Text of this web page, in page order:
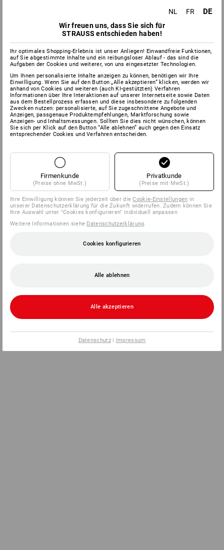
NL FR DE
Wir freuen uns, dass Sie sich für
STRAUSS entschieden haben!
Ihr optimales Shopping-Erlebnis ist unser Anliegen! Einwandfreie Funktionen,
auf Sie abgestimmte Inhalte und ein reibungsloser Ablauf - das sind die
Aufgaben der Cookies und weiterer, von uns eingesetzter Technologien.
Um Ihnen personalisierte Inhalte anzeigen zu können, benötigen wir Ihre
Einwilligung. Wenn Sie auf den Button „Alle akzeptieren“ klicken, werden wir
anhand von Cookies und weiteren (auch KI-gestützten) Verfahren
Informationen über Ihre Interaktionen auf unserer Internetseite sowie Daten
aus dem Bestellprozess erfassen und diese insbesondere zu folgenden
Zwecken nutzen: personalisierte, auf Sie zugeschnittene Angebote und
Anzeigen, passgenaue Produktempfehlungen, Marktforschung sowie
Anzeigen- und Inhaltsmessungen. Sollten Sie dies nicht wünschen, können
Sie sich per Klick auf den Button “Alle ablehnen” auch gegen den Einsatz
entsprechender Cookies und Verfahren entscheiden.
Firmenkunde
(Preise ohne MwSt.)
Privatkunde
(Preise mit MwSt.)
Ihre Einwilligung können Sie jederzeit über dieCookie-Einstellungen in
unserer Datenschutzerklärung für die Zukunft widerrufen. Zudem können Sie
Ihre Auswahl unter "Cookies konfigurieren" individuell anpassen
Weitere Informationen siehe Datenschutzerklärung.
Cookies konfigurieren
Alle ablehnen
Alle akzeptieren
Datenschutz| Impressum